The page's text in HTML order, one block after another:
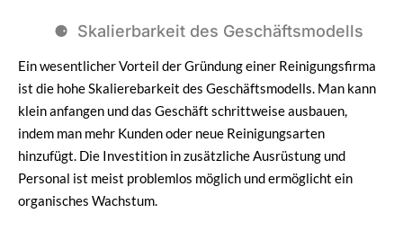
Skalierbarkeit des Geschäftsmodells
Ein wesentlicher Vorteil der Gründung einer Reinigungsfirma
ist die hohe Skalierebarkeit des Geschäftsmodells. Man kann
klein anfangen und das Geschäft schrittweise ausbauen,
indem man mehr Kunden oder neue Reinigungsarten
hinzufügt. Die Investition in zusätzliche Ausrüstung und
Personal ist meist problemlos möglich und ermöglicht ein
organisches Wachstum.